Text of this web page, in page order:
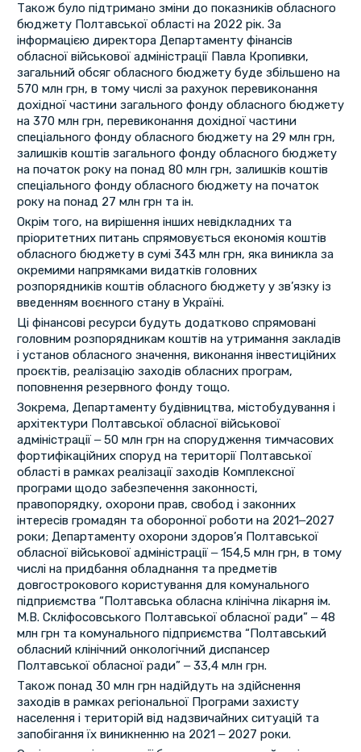
Також було підтримано зміни до показників обласного
бюджету Полтавської області на 2022 рік. За
інформацією директора Департаменту фінансів
обласної військової адміністрації Павла Кропивки,
загальний обсяг обласного бюджету буде збільшено на
570 млн грн, в тому числі за рахунок перевиконання
дохідної частини загального фонду обласного бюджету
на 370 млн грн, перевиконання дохідної частини
спеціального фонду обласного бюджету на 29 млн грн,
залишків коштів загального фонду обласного бюджету
на початок року на понад 80 млн грн, залишків коштів
спеціального фонду обласного бюджету на початок
року на понад 27 млн грн та ін.
Окрім того, на вирішення інших невідкладних та
пріоритетних питань спрямовується економія коштів
обласного бюджету в сумі 343 млн грн, яка виникла за
окремими напрямками видатків головних
розпорядників коштів обласного бюджету у зв’язку із
введенням воєнного стану в Україні.
Ці фінансові ресурси будуть додатково спрямовані
головним розпорядникам коштів на утримання закладів
і установ обласного значення, виконання інвестиційних
проєктів, реалізацію заходів обласних програм,
поповнення резервного фонду тощо.
Зокрема, Департаменту будівництва, містобудування і
архітектури Полтавської обласної військової
адміністрації ‒ 50 млн грн на спорудження тимчасових
фортифікаційних споруд на території Полтавської
області в рамках реалізації заходів Комплексної
програми щодо забезпечення законності,
правопорядку, охорони прав, свобод і законних
інтересів громадян та оборонної роботи на 2021‒2027
роки; Департаменту охорони здоров’я Полтавської
обласної військової адміністрації ‒ 154,5 млн грн, в тому
числі на придбання обладнання та предметів
довгострокового користування для комунального
підприємства “Полтавська обласна клінічна лікарня ім.
М.В. Скліфосовського Полтавської обласної ради” ‒ 48
млн грн та комунального підприємства “Полтавський
обласний клінічний онкологічний диспансер
Полтавської обласної ради” ‒ 33,4 млн грн.
Також понад 30 млн грн надійдуть на здійснення
заходів в рамках регіональної Програми захисту
населення і територій від надзвичайних ситуацій та
запобігання їх виникненню на 2021 ‒ 2027 роки.